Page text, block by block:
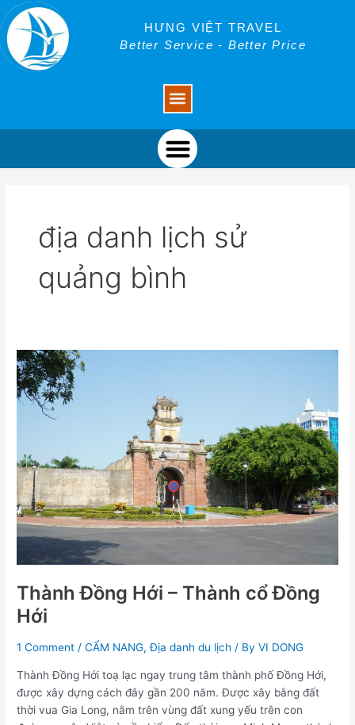
Skip
to
content
HƯNG VIỆT TRAVEL
Better Service - Better Price
Menu
địa danh lịch sử
quảng bình
Thành Đồng Hới – Thành cổ Đồng
Hới
1 Comment /CẨM NANG,Địa danh du lịch / ByVI DONG
Thành Đồng Hới toạ lạc ngay trung tâm thành phố Đồng Hới,
được xây dựng cách đây gần 200 năm. Được xây bằng đất
thời vua Gia Long, nằm trên vùng đất xung yếu trên con
Thành
Đồng
Hới
Đồng
Hới